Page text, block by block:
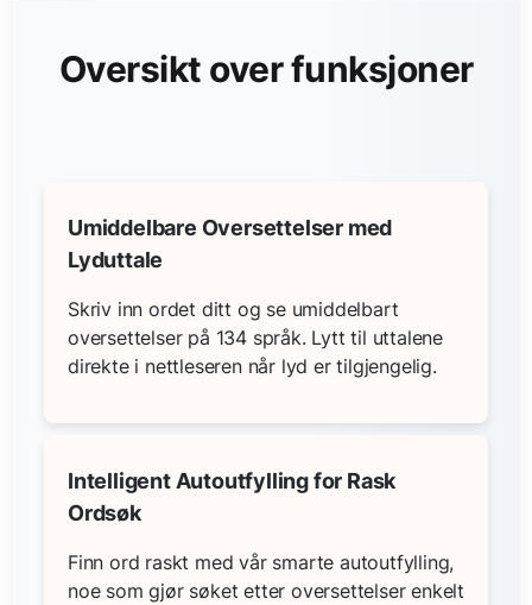
Oversikt over funksjoner
Umiddelbare Oversettelser med
Lyduttale
Skriv inn ordet ditt og se umiddelbart
oversettelser på 134 språk. Lytt til uttalene
direkte i nettleseren når lyd er tilgjengelig.
Intelligent Autoutfylling for Rask
Ordsøk
Finn ord raskt med vår smarte autoutfylling,
noe som gjør søket etter oversettelser enkelt